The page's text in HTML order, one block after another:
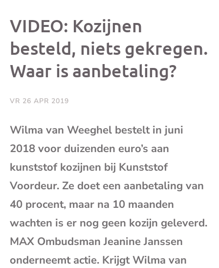
bericht
op op
VIDEO: Kozijnen
besteld, niets gekregen.
Waar is aanbetaling?
VR 26 APR 2019
Wilma van Weeghel bestelt in juni
2018 voor duizenden euro’s aan
kunststof kozijnen bij Kunststof
Voordeur. Ze doet een aanbetaling van
40 procent, maar na 10 maanden
wachten is er nog geen kozijn geleverd.
MAX Ombudsman Jeanine Janssen
onderneemt actie. Krijgt Wilma van